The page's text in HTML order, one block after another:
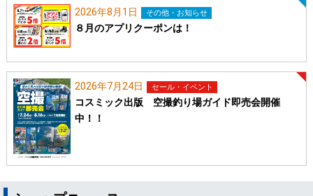
2026年8月1日 その他・お知らせ
８月のアプリクーポンは！
2026年7月24日 セール・イベント
コスミック出版 空撮釣り場ガイド即売会開催
中！！